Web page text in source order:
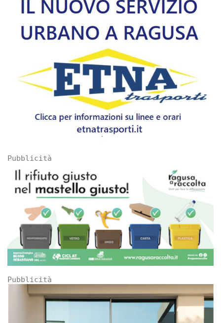
Pubblicità
Pubblicità